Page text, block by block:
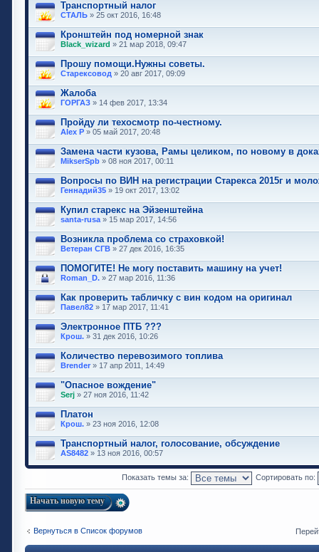
Транспортный налог
СТАЛЬ » 25 окт 2016, 16:48
Кронштейн под номерной знак
Black_wizard » 21 мар 2018, 09:47
Прошу помощи.Нужны советы.
Старексовод » 20 авг 2017, 09:09
Жалоба
ГОРГАЗ » 14 фев 2017, 13:34
Пройду ли техосмотр по-честному.
Alex P » 05 май 2017, 20:48
Замена части кузова, Рамы целиком, по новому в
MikserSpb » 08 ноя 2017, 00:11
Вопросы по ВИН на регистрации Старекса 2015г и
Геннадий35 » 19 окт 2017, 13:02
Купил старекс на Эйзенштейна
santa-rusa » 15 мар 2017, 14:56
Возникла проблема со страховкой!
Ветеран СГВ » 27 дек 2016, 16:35
ПОМОГИТЕ! Не могу поставить машину на учет!
Roman_D. » 27 мар 2016, 11:36
Как проверить табличку с вин кодом на оригинал
Павел82 » 17 мар 2017, 11:41
Электронное ПТБ ???
Крош. » 31 дек 2016, 10:26
Количество перевозимого топлива
Brender » 17 апр 2011, 14:49
"Опасное вождение"
Serj » 27 ноя 2016, 11:42
Платон
Крош. » 23 ноя 2016, 12:08
Транспортный налог, голосование, обсуждение
AS8482 » 13 ноя 2016, 00:57
Показать темы за: Сортировать по:
Начать новую тему
Вернуться в Список форумов